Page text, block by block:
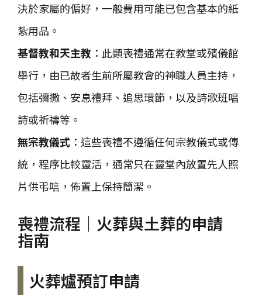
決於家屬的偏好，一般費用可能已包含基本的紙
紮用品。
基督教和天主教 ：此類喪禮通常在教堂或殯儀館
舉行，由已故者生前所屬教會的神職人員主持，
包括彌撒、安息禮拜、追思環節，以及詩歌班唱
詩或祈禱等。
無宗教儀式 ：這些喪禮不遵循任何宗教儀式或傳
統，程序比較靈活，通常只在靈堂內放置先人照
片供弔唁，佈置上保持簡潔。
喪禮流程｜火葬與土葬的申請
指南
火葬爐預訂申請